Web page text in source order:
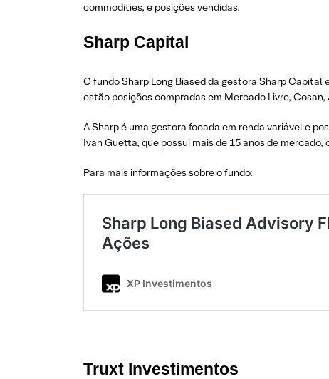
commodities, e posições vendidas.
Sharp Capital
O fundo Sharp Long Biased da gestora Sharp
estão posições compradas em Mercado Livre,
A Sharp é uma gestora focada em renda variável e
Ivan Guetta, que possui mais de 15 anos de
Para mais informações sobre o fundo:
Truxt Investimentos